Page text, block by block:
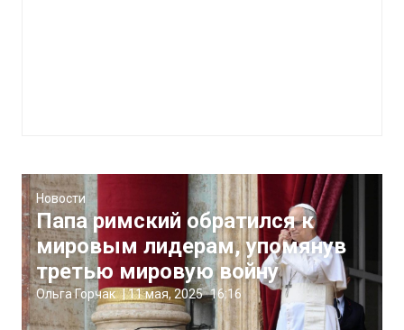
Новости
Папа римский обратился к
мировым лидерам, упомянув
третью мировую войну
Ольга Горчак |11 мая, 2025 16:16